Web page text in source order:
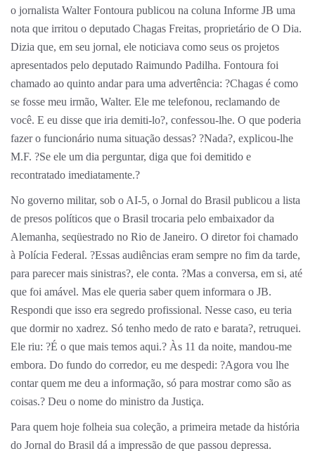
o jornalista Walter Fontoura publicou na coluna Informe JB uma
nota que irritou o deputado Chagas Freitas, proprietário de O Dia.
Dizia que, em seu jornal, ele noticiava como seus os projetos
apresentados pelo deputado Raimundo Padilha. Fontoura foi
chamado ao quinto andar para uma advertência: ?Chagas é como
se fosse meu irmão, Walter. Ele me telefonou, reclamando de
você. E eu disse que iria demiti-lo?, confessou-lhe. O que poderia
fazer o funcionário numa situação dessas? ?Nada?, explicou-lhe
M.F. ?Se ele um dia perguntar, diga que foi demitido e
recontratado imediatamente.?
No governo militar, sob o AI-5, o Jornal do Brasil publicou a lista
de presos políticos que o Brasil trocaria pelo embaixador da
Alemanha, seqüestrado no Rio de Janeiro. O diretor foi chamado
à Polícia Federal. ?Essas audiências eram sempre no fim da tarde,
para parecer mais sinistras?, ele conta. ?Mas a conversa, em si, até
que foi amável. Mas ele queria saber quem informara o JB.
Respondi que isso era segredo profissional. Nesse caso, eu teria
que dormir no xadrez. Só tenho medo de rato e barata?, retruquei.
Ele riu: ?É o que mais temos aqui.? Às 11 da noite, mandou-me
embora. Do fundo do corredor, eu me despedi: ?Agora vou lhe
contar quem me deu a informação, só para mostrar como são as
coisas.? Deu o nome do ministro da Justiça.
Para quem hoje folheia sua coleção, a primeira metade da história
do Jornal do Brasil dá a impressão de que passou depressa.